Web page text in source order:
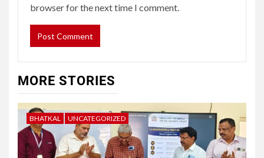
browser for the next time I comment.
MORE STORIES
BHATKAL UNCATEGORIZED